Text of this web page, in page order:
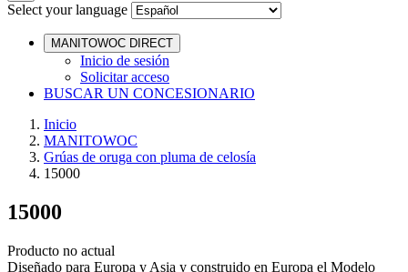
Select your language
MANITOWOC DIRECT
Inicio de sesión
Solicitar acceso
BUSCAR UN CONCESIONARIO
Inicio
MANITOWOC
Grúas de oruga con pluma de celosía
15000
15000
Producto no actual
Diseñado para Europa y Asia y construido en Europa el Modelo